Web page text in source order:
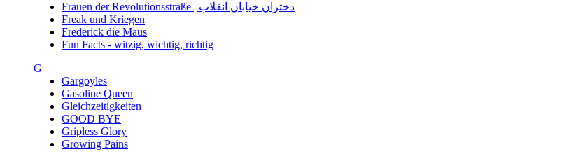
Frauen der Revolutionsstraße | دختران خیابان انقلاب
Freak und Kriegen
Frederick die Maus
Fun Facts - witzig, wichtig, richtig
G
Gargoyles
Gasoline Queen
Gleichzeitigkeiten
GOOD BYE
Gripless Glory
Growing Pains